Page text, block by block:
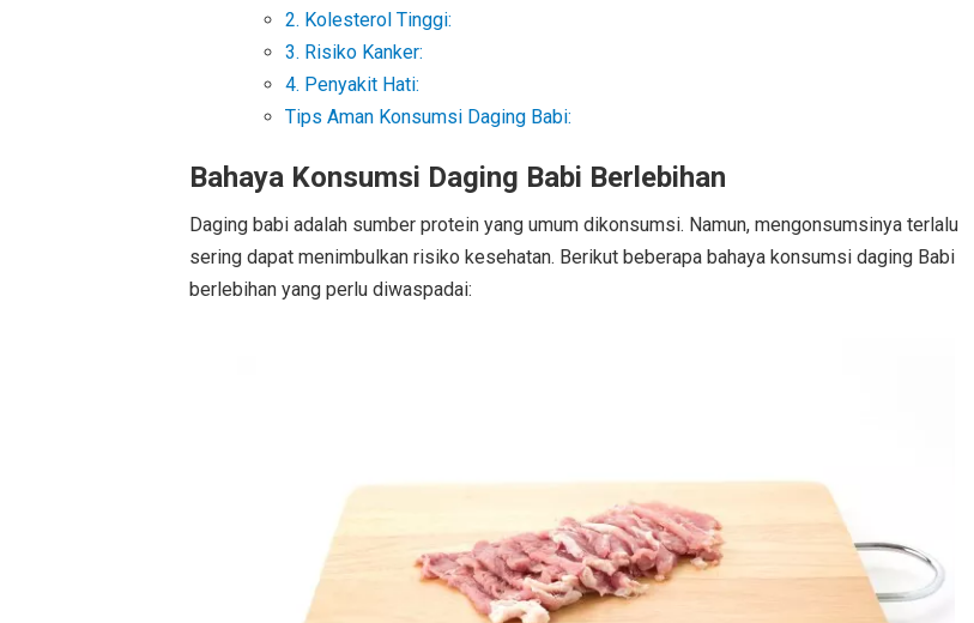
2. Kolesterol Tinggi:
3. Risiko Kanker:
4. Penyakit Hati:
Tips Aman Konsumsi Daging Babi:
Bahaya Konsumsi Daging Babi Berlebihan
Daging babi adalah sumber protein yang umum dikonsumsi. Namun, mengonsumsinya terlalu
sering dapat menimbulkan risiko kesehatan. Berikut beberapa bahaya konsumsi daging Babi
berlebihan yang perlu diwaspadai: